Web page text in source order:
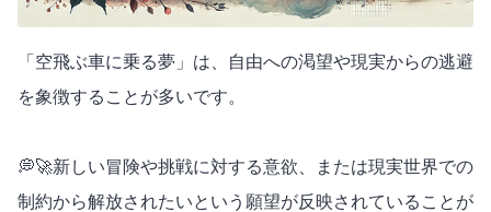
「空飛ぶ車に乗る夢」は、自由への渇望や現実からの逃避
を象徴することが多いです。
💭🚀新しい冒険や挑戦に対する意欲、または現実世界での
制約から解放されたいという願望が反映されていることが